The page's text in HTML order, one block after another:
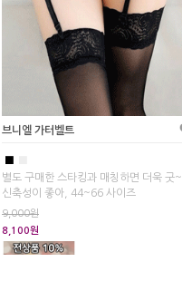
브니엘 가터벨트
■
별도 구매한 스타킹과 매칭하면 더욱 굿~
신축성이 좋아, 44~66 사이즈
9,000원
8,100원